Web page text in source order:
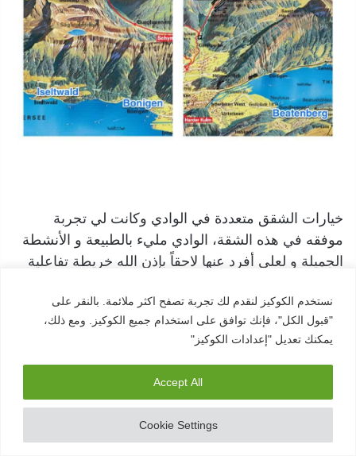
نستخدم الكوكيز لنقدم لك تجربة تصفح اكثر ملائمة. بالنقر على
"قبول الكل"، فإنك توافق على استخدام جميع الكوكيز. ومع ذلك،
يمكنك تعديل "إعدادات الكوكيز"
Cookie Settings
Accept All
خيارات الشقق متعددة في الوادي وكانت لي تجربة
موفقه في هذه الشقة، الوادي مليء بالطبيعة و الأنشطة
الجميلة و لعلي أفرد عنها لاحقاً بإذن الله خريطة تفاعلية
الساعة 5 مساءً فأنصح من يريد أن يقضي فترة المساء
إلى قبل الساعة 9 مساءً في المدينتان القريبتان من
المنطقة للتجول في أزقتها و المقاهي المتوفرة بها.